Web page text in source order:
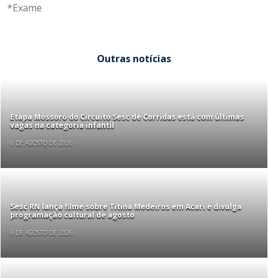
*Exame
Outras notícias
Etapa Mossoró do Circuito Sesc de Corridas está com últimas
vagas na categoria infantil
6 DE AGOSTO DE 2026
Sesc RN lança filme sobre Titina Medeiros em Acari e divulga
programação cultural de agosto
6 DE AGOSTO DE 2026